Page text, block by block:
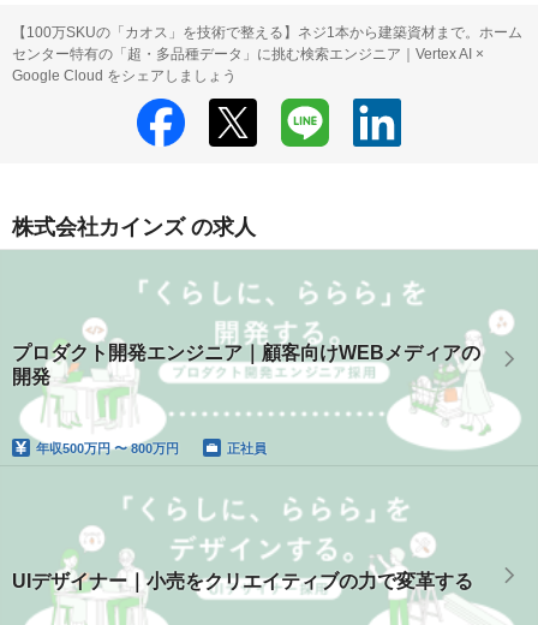
【100万SKUの「カオス」を技術で整える】ネジ1本から建築資材まで。ホーム
センター特有の「超・多品種データ」に挑む検索エンジニア｜Vertex AI ×
Google Cloud をシェアしましょう
株式会社カインズ の求人
プロダクト開発エンジニア｜顧客向けWEBメディアの
開発
年収500万円 〜 800万円 正社員
UIデザイナー｜小売をクリエイティブの力で変革する